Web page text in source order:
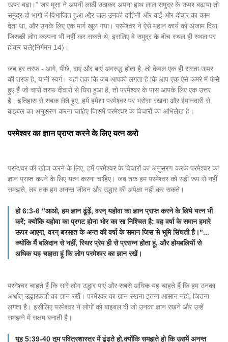
ऊपर बढ़ा।” जब मूसा ने अपनी लाठी उठाकर अपना हाथ लाल समुद्र के ऊपर बढ़ाया तो
समुद्र दो भागों में विभाजित हुआ और जल उनकी दाहिनी और बाईं ओर दीवार का काम
देता था, और उनके लिए एक मार्ग खुल गया। परमेश्वर ने ऐसे महान कार्य को अंजाम दिया
जिसकी लोग कल्पना भी नहीं कर सकते थे, इसलिए वे समुद्र के बीच स्थल ही स्थल पर
होकर चले(निर्गमन 14)।
जब हर तरफ - आगे, पीछे, दाएं और बाएं अवरुद्ध होता है, तो केवल एक ही रास्ता ऊपर
की तरफ है, यानी स्वर्ग। यहां तक कि जब आपको लगता है कि आप एक ऐसे कमरे में फंसे
हुए हैं जो चारों तरफ दीवारों से घिरा हुआ है, तो परमेश्वर के पास आपके लिए एक उत्तर
है। इतिहास से सबक लेते हुए, हमें हमेशा परमेश्वर पर भरोसा रखना और ईमानदारी से
बाइबल का अनुसरण करना चाहिए जिसमें परमेश्वर के विचारों का अभिलेख है।
परमेश्वर का ज्ञान प्राप्त करने के लिए यत्न करो
परमेश्वर की खोज करने के लिए, हमें परमेश्वर के विचारों का अनुसरण करके परमेश्वर का
ज्ञान प्राप्त करने के लिए यत्न करना चाहिए। जब तक हम परमेश्वर को सही रूप से नहीं
समझते, तब तक हम अनन्त जीवन और उद्धार की अपेक्षा नहीं कर सकते।
हो 6:3-6 “आओ, हम ज्ञान ढूंढ़ें, वरन् यहोवा का ज्ञान प्राप्त करने के लिये यत्न भी
करें; क्योंकि यहोवा का प्रगट होना भोर का सा निश्चित है; वह वर्षा के समान हमारे
ऊपर आएगा, वरन् बरसात के अन्त की वर्षा के समान जिस से भूमि सिंचती है।”...
क्योंकि मैं बलिदान से नहीं, स्थिर प्रेम ही से प्रसन्न होता हूं, और होमबलियों से
अधिक यह चाहता हूं कि लोग परमेश्वर का ज्ञान रखें।
परमेश्वर चाहते हैं कि सारे लोग उद्धार पाएं और सबसे अधिक यह चाहते हैं कि हम उनका
अर्थात् उद्धारकर्ता का ज्ञान रखें। परमेश्वर का ज्ञान रखना इतना आसान नहीं, जितना
लगता है। इसीलिए परमेश्वर ने लोगों को बाइबल दी जो उनका ज्ञान रखने और उन्हें
समझने में सक्षम बनाती है।
यूह 5:39-40 तुम पवित्रशास्त्र में ढूंढ़ते हो,क्योंकि समझते हो कि उसमें अनन्त